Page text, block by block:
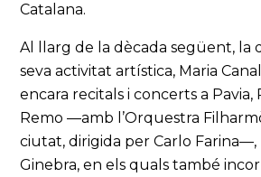
Catalana.
Al llarg de la dècada següent, la
seva activitat artística, Maria
encara recitals i concerts a Pavia,
Remo —amb l’Orquestra
ciutat, dirigida per Carlo Farina—,
Ginebra, en els quals també